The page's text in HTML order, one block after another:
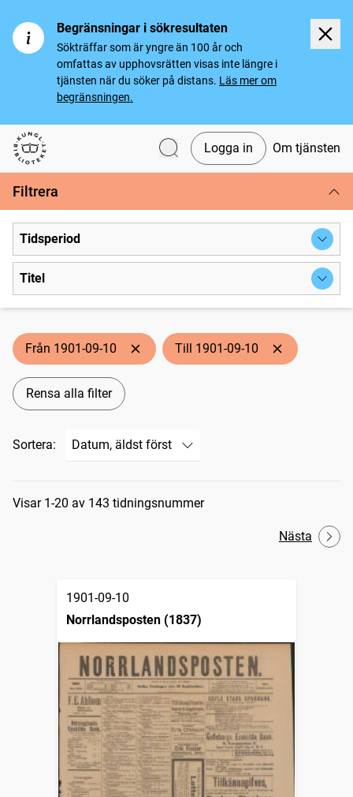
Begränsningar i sökresultaten
Sökträffar som är yngre än 100 år och
omfattas av upphovsrätten visas inte längre i
tjänsten när du söker på distans. Läs mer om
begränsningen.
Svenska tidningar
Logga in Om tjänsten
Filtrera
Tidsperiod
Titel
Från 1901-09-10 Till 1901-09-10
Rensa alla filter
Sortera:
Sökresultat
Visar 1-20 av 143 tidningsnummer
Nästa
1901-09-10
Norrlandsposten (1837)